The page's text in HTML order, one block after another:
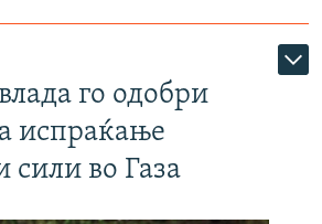
го одобри
испраќање
сили во Газа